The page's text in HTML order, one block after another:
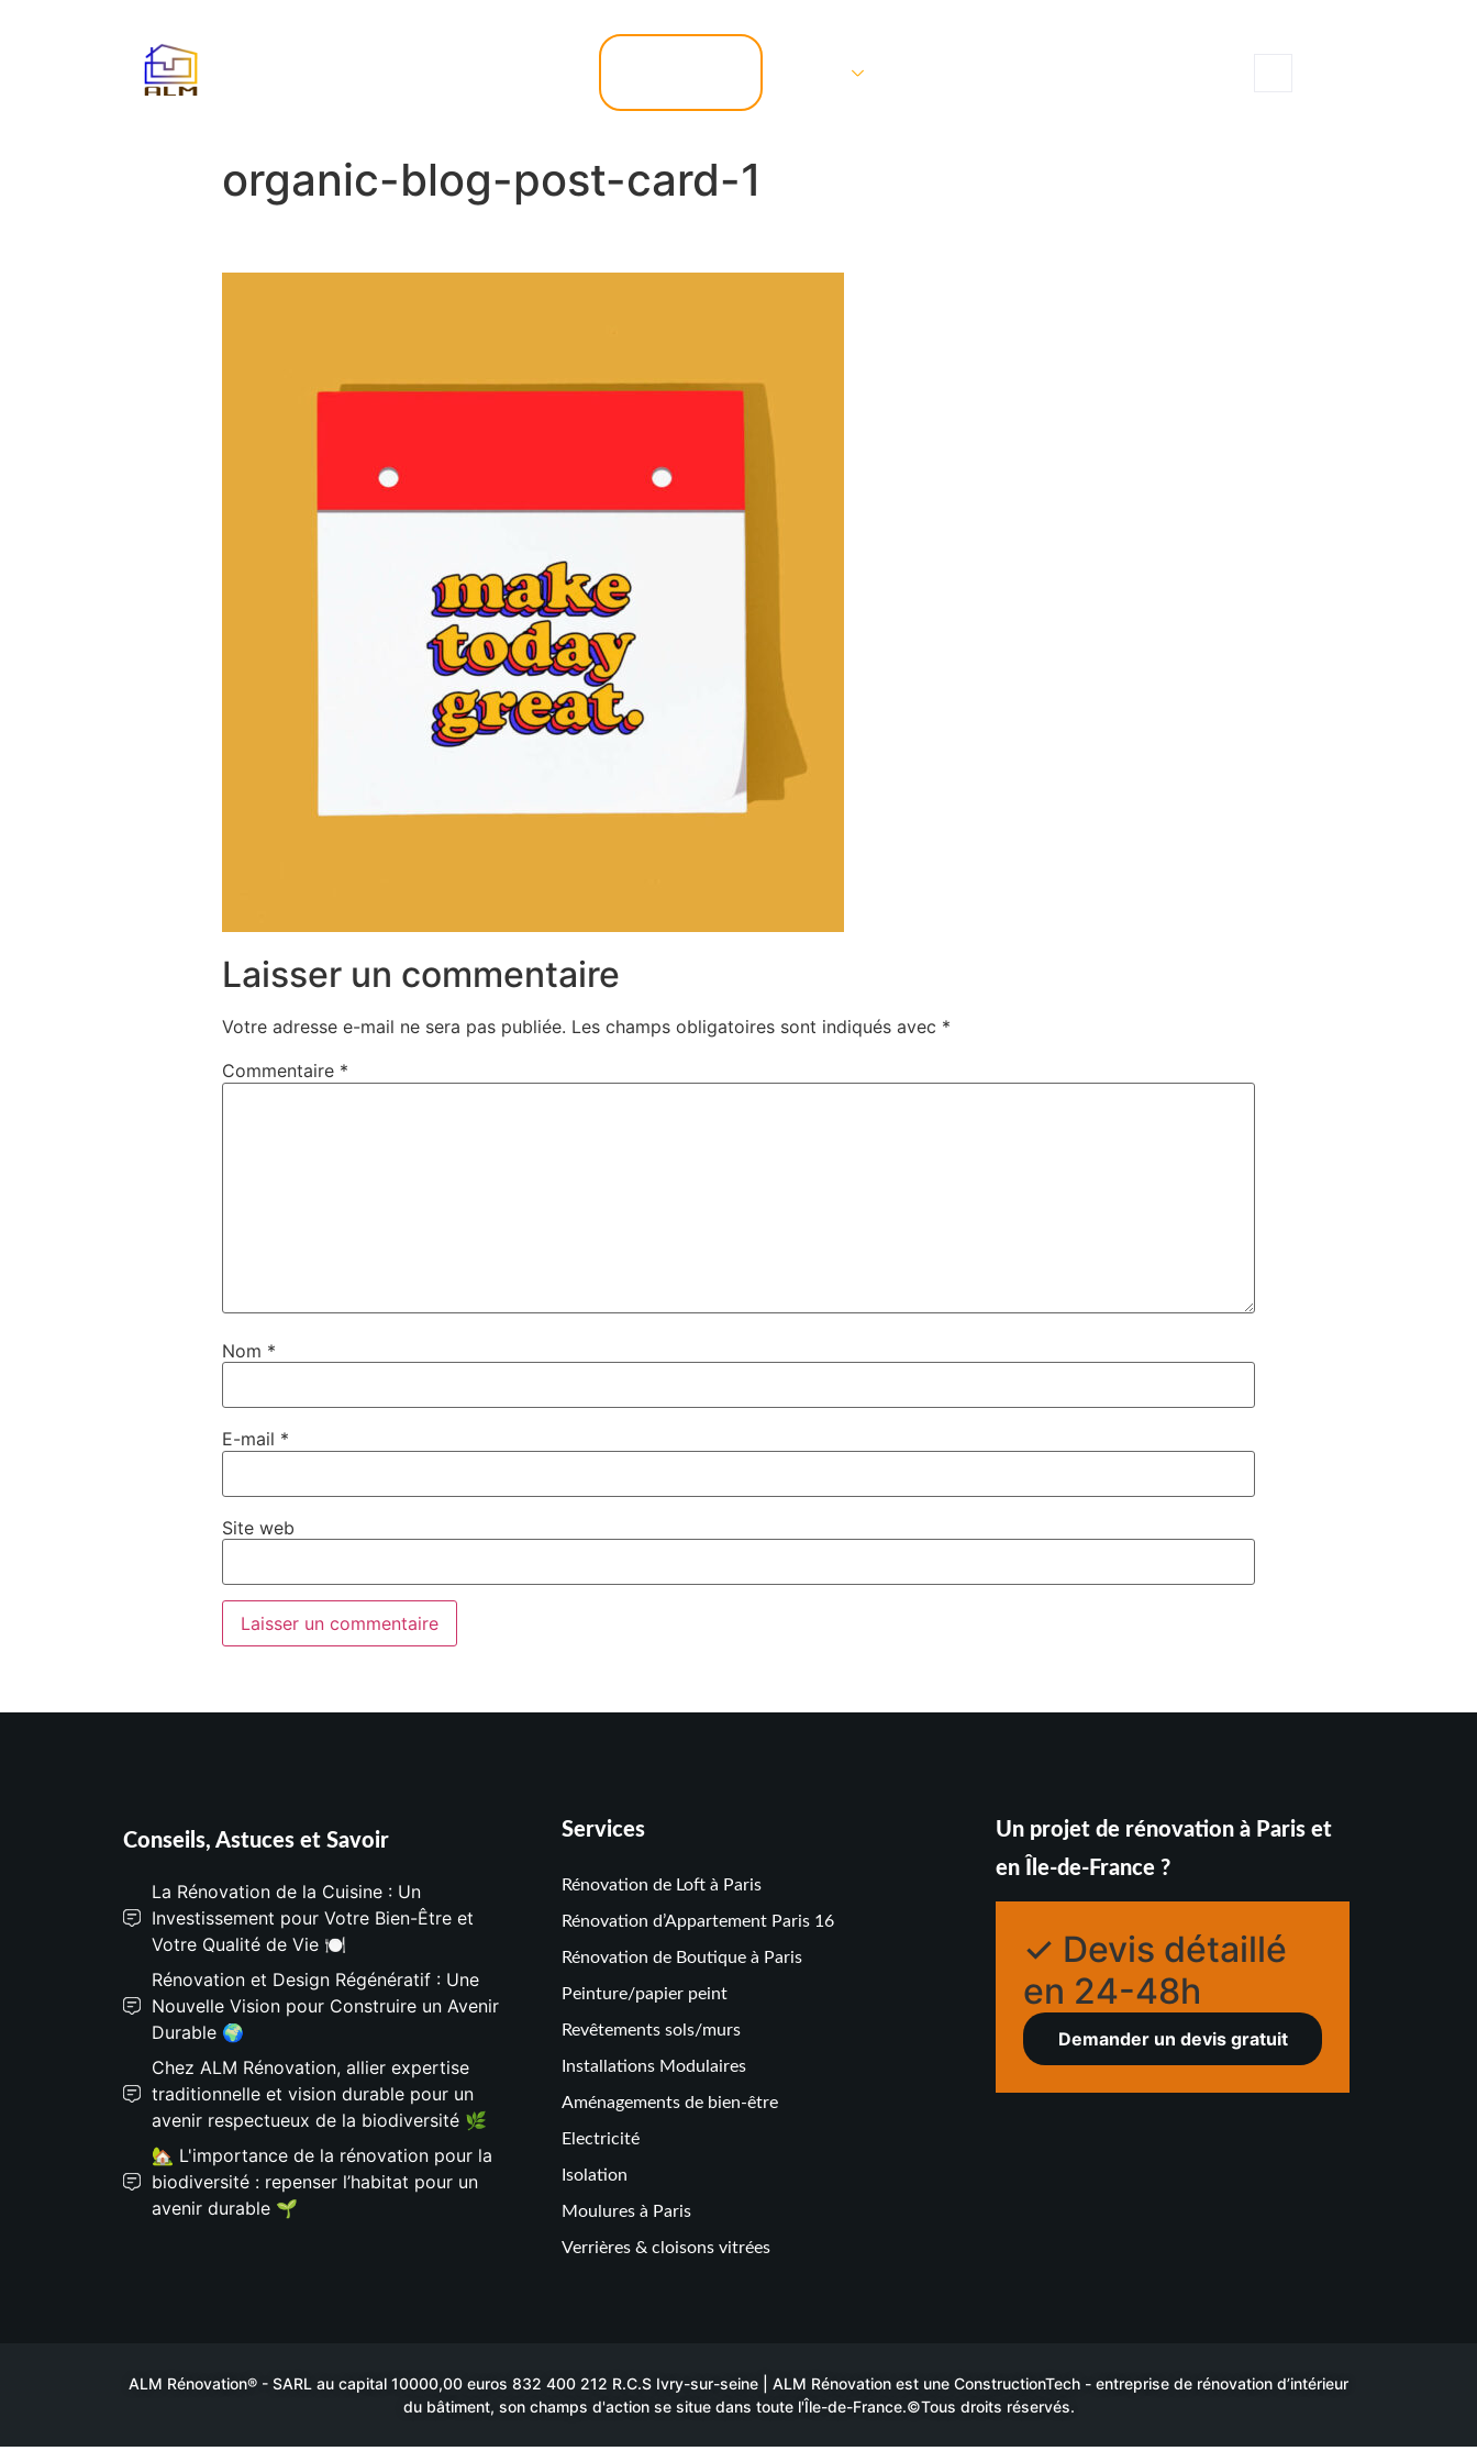
organic-blog-post-card-1
Laisser un commentaire
Votre adresse e-mail ne sera pas publiée. Les champs obligatoires sont indiqués avec *
Commentaire *
Nom *
E-mail *
Site web
Conseils, Astuces et Savoir
La Rénovation de la Cuisine : Un
Investissement pour Votre Bien-Être et
Votre Qualité de Vie 🍽️
Rénovation et Design Régénératif : Une
Nouvelle Vision pour Construire un Avenir
Durable 🌍
Chez ALM Rénovation, allier expertise
traditionnelle et vision durable pour un
avenir respectueux de la biodiversité 🌿
🏡 L'importance de la rénovation pour la
biodiversité : repenser l’habitat pour un
avenir durable 🌱
Services
Rénovation de Loft à Paris
Rénovation d’Appartement Paris 16
Rénovation de Boutique à Paris
Peinture/papier peint
Revêtements sols/murs
Installations Modulaires
Aménagements de bien-être
Electricité
Isolation
Moulures à Paris
Verrières & cloisons vitrées
Un projet de rénovation à Paris et
en Île-de-France ?
✓ Devis détaillé
en 24-48h
Demander un devis gratuit
ALM Rénovation® - SARL au capital 10000,00 euros 832 400 212 R.C.S Ivry-sur-seine | ALM Rénovation est une ConstructionTech - entreprise de rénovation d’intérieur
du bâtiment, son champs d'action se situe dans toute l'Île-de-France.©Tous droits réservés.